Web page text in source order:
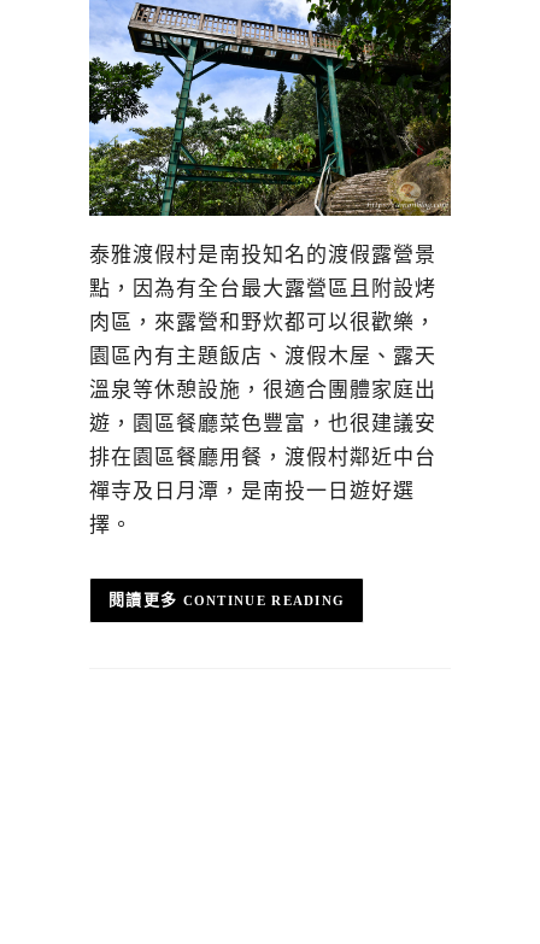
泰雅渡假村是南投知名的渡假露營景
點，因為有全台最大露營區且附設烤
肉區，來露營和野炊都可以很歡樂，
園區內有主題飯店、渡假木屋、露天
溫泉等休憩設施，很適合團體家庭出
遊，園區餐廳菜色豐富，也很建議安
排在園區餐廳用餐，渡假村鄰近中台
禪寺及日月潭，是南投一日遊好選
擇。
CONTINUE READING